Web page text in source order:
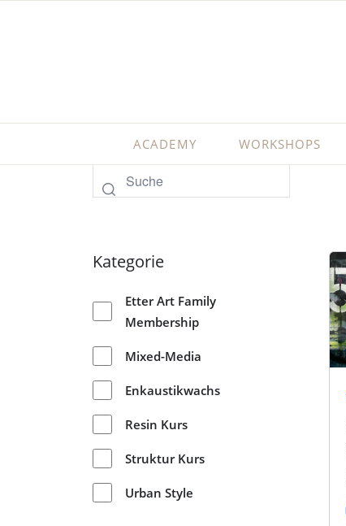
ACADEMY WORKSHOPS
Kategorie
Etter Art Family
Membership
Mixed-Media
Enkaustikwachs
Resin Kurs
Struktur Kurs
Urban Style